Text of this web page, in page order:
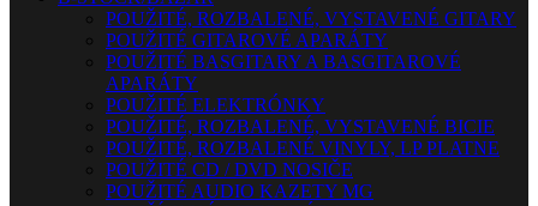
POUŽITÉ, ROZBALENÉ, VYSTAVENÉ GITARY
POUŽITÉ GITAROVÉ APARÁTY
POUŽITÉ BASGITARY A BASGITAROVÉ
APARÁTY
POUŽITÉ ELEKTRÓNKY
POUŽITÉ, ROZBALENÉ, VYSTAVENÉ BICIE
POUŽITÉ, ROZBALENÉ VINYLY, LP PLATNE
POUŽITÉ CD / DVD NOSIČE
POUŽITÉ AUDIO KAZETY MG